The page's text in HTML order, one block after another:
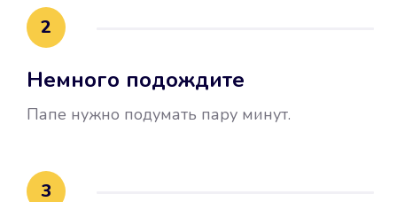
воспользовались бесплатной
это открыло новые возможности в
2
Немного подождите
Папе нужно подумать пару минут.
3